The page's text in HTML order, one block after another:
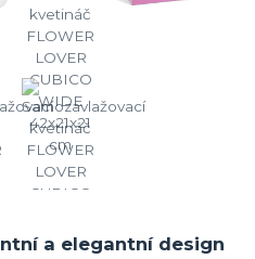
a elegantní design